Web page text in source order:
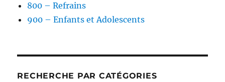
800 – Refrains
900 – Enfants et Adolescents
RECHERCHE PAR CATÉGORIES